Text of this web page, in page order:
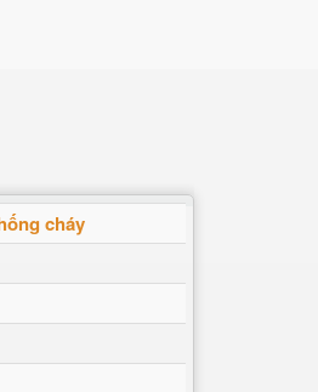
cháy